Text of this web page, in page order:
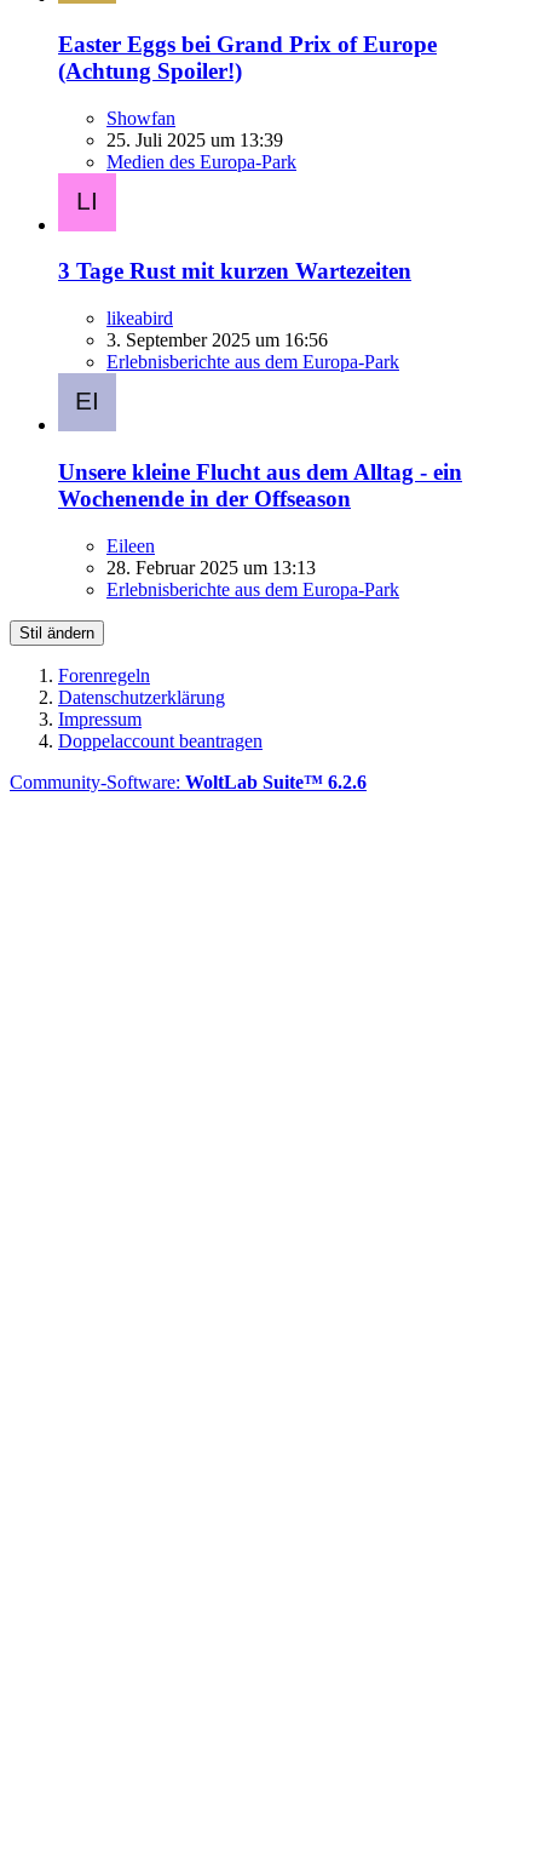
Easter Eggs bei Grand Prix of Europe
(Achtung Spoiler!)
Showfan
25. Juli 2025 um 13:39
Medien des Europa-Park
3 Tage Rust mit kurzen Wartezeiten
likeabird
3. September 2025 um 16:56
Erlebnisberichte aus dem Europa-Park
Unsere kleine Flucht aus dem Alltag - ein
Wochenende in der Offseason
Eileen
28. Februar 2025 um 13:13
Erlebnisberichte aus dem Europa-Park
Stil ändern
Forenregeln
Datenschutzerklärung
Impressum
Doppelaccount beantragen
Community-Software: WoltLab Suite™ 6.2.6